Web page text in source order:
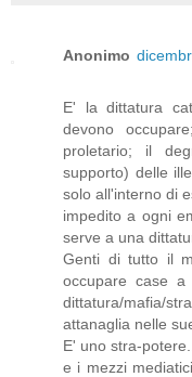
Anonimo
E' la dittatura
devono
proletario; il
supporto) delle
solo all'interno di
impedito a ogni
serve a una
Genti di tutto il
occupare case a
dittatura/mafia/
attanaglia nelle
E' uno stra-
e i mezzi